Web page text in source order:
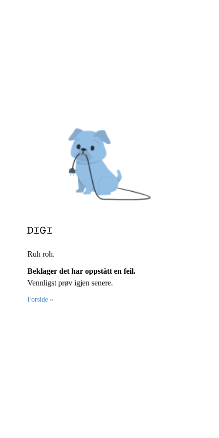
Ruh roh.
Beklager det har oppstått en feil.
Vennligst prøv igjen senere.
Forside »